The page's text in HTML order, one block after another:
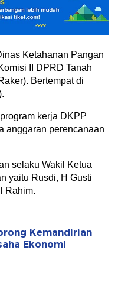
Ketahanan Pangan
II DPRD Tanah
Bertempat di
kerja DKPP
anggaran perencanaan
selaku Wakil Ketua
yaitu Rusdi, H Gusti
Rahim.
Kemandirian
Ekonomi